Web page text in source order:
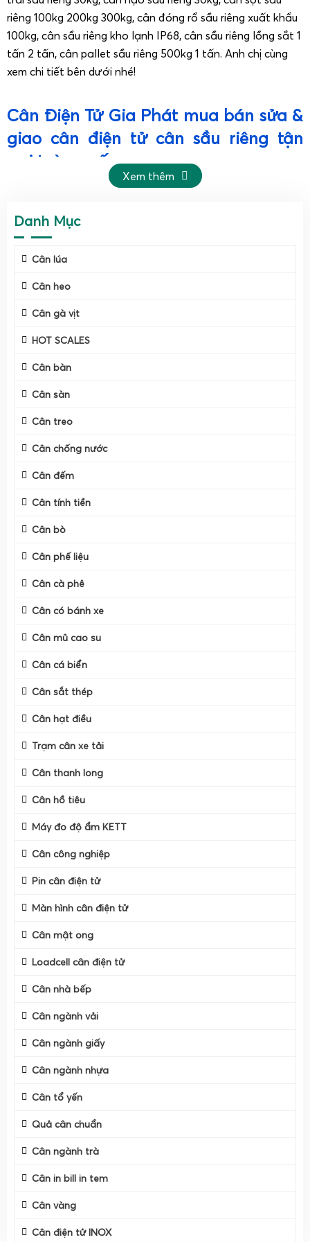
Danh Mục
Cân lúa
Cân heo
Cân gà vịt
HOT SCALES
Cân bàn
Cân sàn
Cân treo
Cân chống nước
Cân đếm
Cân tính tiền
Cân bò
Cân phế liệu
Cân cà phê
Cân có bánh xe
Cân mủ cao su
Cân cá biển
Cân sắt thép
Cân hạt điều
Trạm cân xe tải
Cân thanh long
Cân hồ tiêu
Máy đo độ ẩm KETT
Cân công nghiệp
Pin cân điện tử
Màn hình cân điện tử
Cân mật ong
Loadcell cân điện tử
Cân nhà bếp
Cân ngành vải
Cân ngành giấy
Cân ngành nhựa
Cân tổ yến
Quả cân chuẩn
Cân ngành trà
Cân in bill in tem
Cân vàng
Cân điện tử INOX
riêng 100kg 200kg 300kg, cân đóng rổ sầu riêng xuất khẩu
100kg, cân sầu riêng kho lạnh IP68, cân sầu riêng lồng sắt 1
tấn 2 tấn, cân pallet sầu riêng 500kg 1 tấn. Anh chị cùng
xem chi tiết bên dưới nhé!
Cân Điện Tử Gia Phát mua bán sửa &
giao cân điện tử cân sầu riêng tận
nơi toàn quốc.
cân sầu riêng và vật tư khác cho vựa sầu riêng toàn
quốc.
Cân điện tử cân sầu riêng
gói sầu riêng xuất khẩu. Từ khâu cân pha thuốc, cân múi,
cân bắt trái trên cây cho đến cân sọt, cân rổ đóng
trọng, độ bền, chống nước và độ chính xác, đáp ứng đúng
nhu cầu thực tế tại Miền Tây, Miền Đông Nam Bộ và Tây
Nai, Lâm Đồng, Đăk Lăk, Gia Lai)
dính bẩn, thường xuyên rửa nước và phải làm việc liên tục
trong mùa vụ cao điểm. Vì vậy, các dòng
lớn, cân bàn có chân vững chắc, cùng dịch vụ
Gia Phát giao cân và sửa cân điện tử tận nơi tận vựa ở
trở thành lựa chọn tối ưu cho các đơn vị thu mua và
xuất khẩu.
Xem thêm